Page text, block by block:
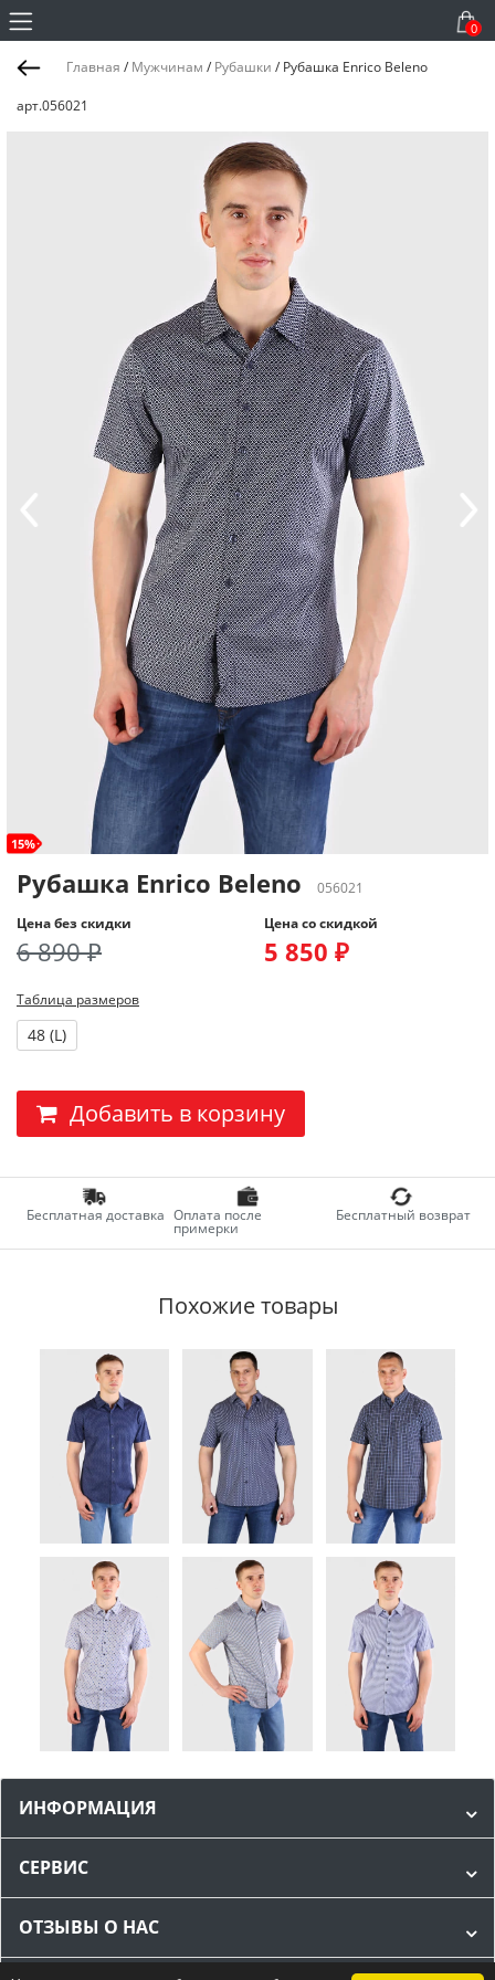
0
Главная / Мужчинам / Рубашки / Рубашка Enrico Beleno
арт.056021
15%
Рубашка Enrico Beleno
056021
Цена без скидки
6 890 ₽
Цена со скидкой
5 850 ₽
Таблица размеров
48 (L)
Добавить в корзину
Бесплатная доставка Оплата после
примерки
Бесплатный возврат
Похожие товары
ИНФОРМАЦИЯ
СЕРВИС
ОТЗЫВЫ О НАС